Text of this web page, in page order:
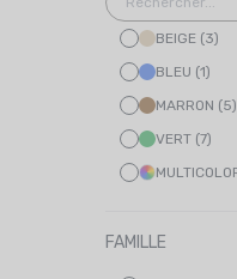
BEIGE (3)
BLEU (1)
MARRON (5)
VERT (7)
ORANGE (8)
FAMILLE